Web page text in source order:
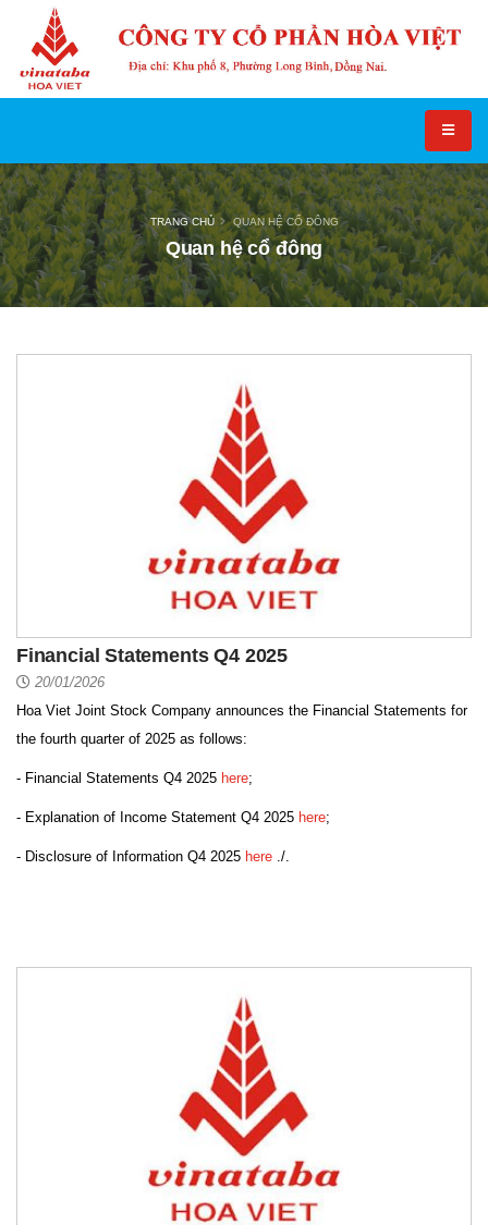
Quan hệ cổ đông
TRANG CHỦ QUAN HỆ CỔ ĐÔNG
Financial Statements Q4 2025
20/01/2026
Hoa Viet Joint Stock Company announces the Financial Statements for
the fourth quarter of 2025 as follows:
- Financial Statements Q4 2025 here;
- Explanation of Income Statement Q4 2025 here;
- Disclosure of Information Q4 2025 here ./.